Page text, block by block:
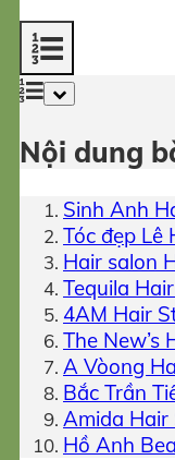
Nội dung
Sinh Anh
Tóc đẹp Lê
Hair salon
Tequila
4AM Hair
The New’s
A Vòong
Bắc Trần
Amida Hair
Hồ Anh